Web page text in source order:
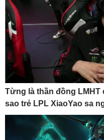
Từng là thần đồng
sao trẻ LPL XiaoYao sa